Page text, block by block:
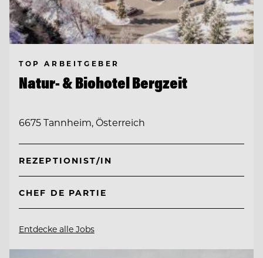
TOP ARBEITGEBER
Natur- & Biohotel Bergzeit
6675 Tannheim, Österreich
REZEPTIONIST/IN
CHEF DE PARTIE
Entdecke alle Jobs